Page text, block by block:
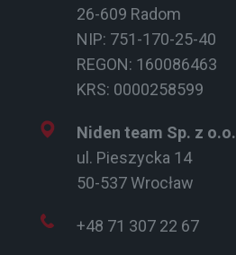
26-609 Radom
NIP: 751-170-25-40
REGON: 160086463
KRS: 0000258599
Niden team Sp. z o.o.
ul. Pieszycka 14
50-537 Wrocław
+48 71 307 22 67